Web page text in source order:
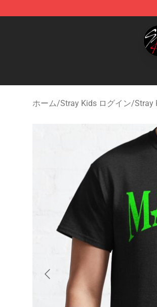
Stray Kids Shop - Official Stray
ホーム/Stray Kids ログイン/Stray